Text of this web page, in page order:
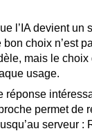
l’IA devient un
bon choix n’est
mais le
usage.
réponse
permet de
serveur :